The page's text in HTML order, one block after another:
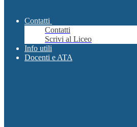
Contatti
Contatti
Scrivi al Liceo
Info utili
Docenti e ATA